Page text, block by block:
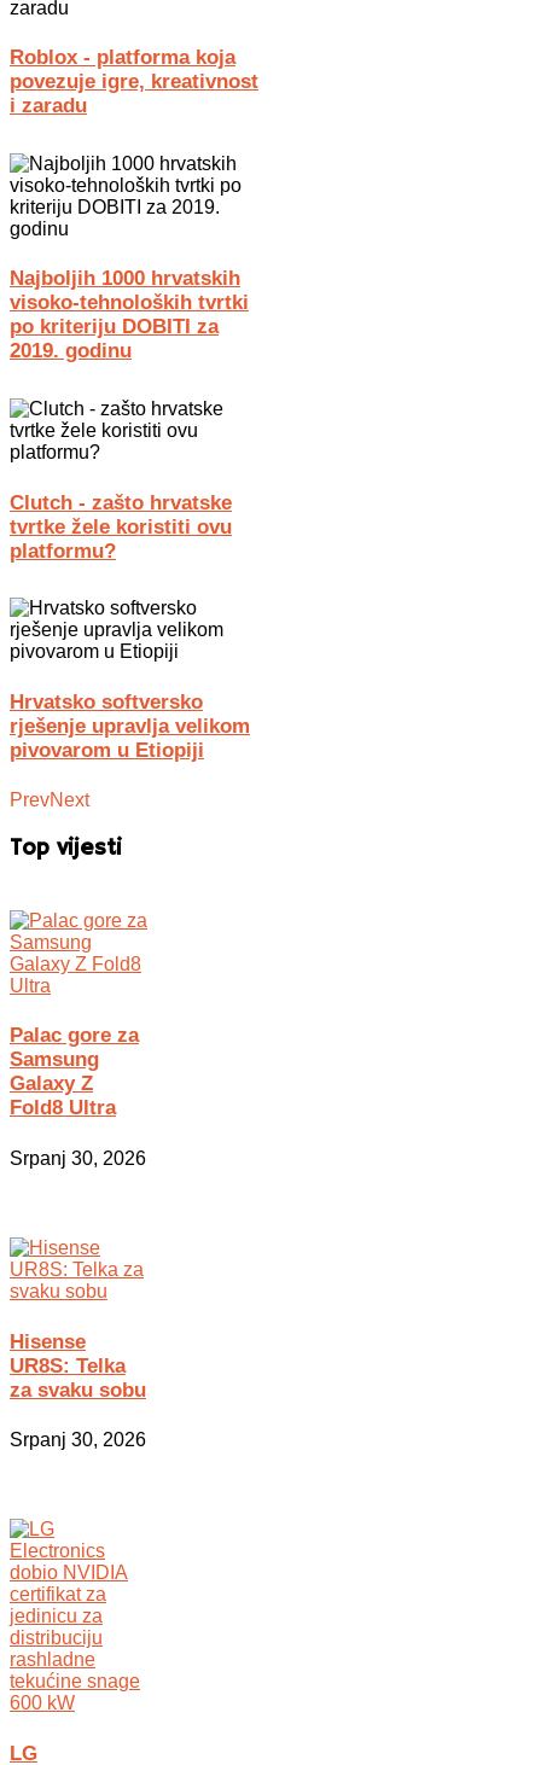
Roblox - platforma koja
povezuje igre, kreativnost
i zaradu
Najboljih 1000 hrvatskih
visoko-tehnoloških tvrtki
po kriteriju DOBITI za
2019. godinu
Clutch - zašto hrvatske
tvrtke žele koristiti ovu
platformu?
Hrvatsko softversko
rješenje upravlja velikom
pivovarom u Etiopiji
PrevNext
Top vijesti
Palac gore za
Samsung
Galaxy Z
Fold8 Ultra
Srpanj 30, 2026
Hisense
UR8S: Telka
za svaku sobu
Srpanj 30, 2026
LG